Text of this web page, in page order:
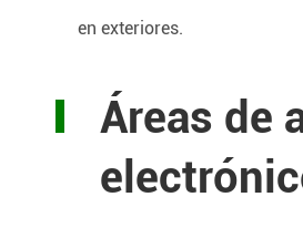
en exteriores.
Áreas de